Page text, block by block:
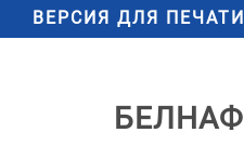
ВЕРСИЯ ДЛЯ ПЕЧАТИ